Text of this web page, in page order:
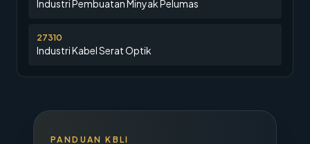
Industri Pembuatan Minyak Pelumas
27310
Industri Kabel Serat Optik
PANDUAN KBLI